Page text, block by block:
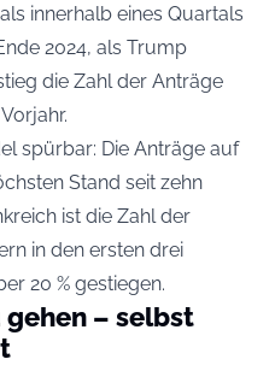
innerhalb eines Quartals
2024, als Trump
die Zahl der Anträge
spürbar: Die Anträge auf
Stand seit zehn
ist die Zahl der
in den ersten drei
20 % gestiegen.
– selbst